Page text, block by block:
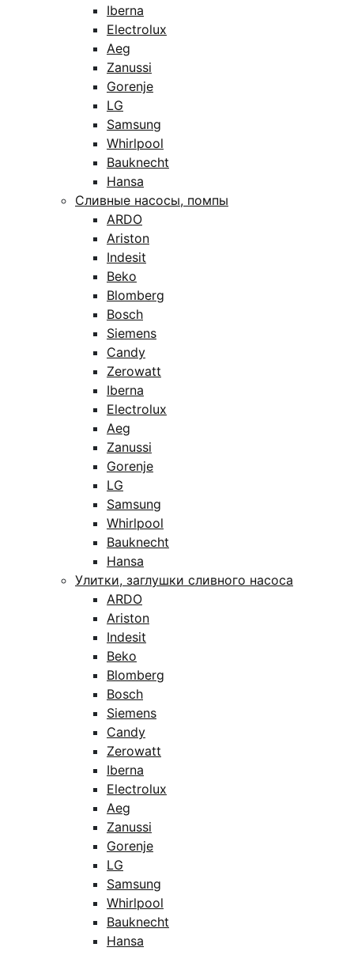
Iberna
Electrolux
Aeg
Zanussi
Gorenje
LG
Samsung
Whirlpool
Bauknecht
Hansa
Сливные насосы, помпы
ARDO
Ariston
Indesit
Beko
Blomberg
Bosch
Siemens
Candy
Zerowatt
Iberna
Electrolux
Aeg
Zanussi
Gorenje
LG
Samsung
Whirlpool
Bauknecht
Hansa
Улитки, заглушки сливного насоса
ARDO
Ariston
Indesit
Beko
Blomberg
Bosch
Siemens
Candy
Zerowatt
Iberna
Electrolux
Aeg
Zanussi
Gorenje
LG
Samsung
Whirlpool
Bauknecht
Hansa